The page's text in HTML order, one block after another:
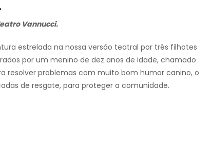
Vannucci.
estrelada na nossa versão teatral por três filhotes
por um menino de dez anos de idade, chamado
resolver problemas com muito bom humor canino, o
de resgate, para proteger a comunidade.